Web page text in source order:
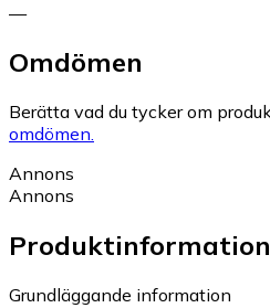
—
Omdömen
Berätta vad du tycker om
omdömen.
Annons
Annons
Produktinformation
Grundläggande information